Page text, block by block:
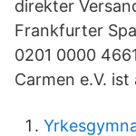
direkter
Frankfurter
0201 0000
Carmen e.V.